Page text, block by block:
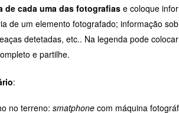
de cada uma das fotografias e coloque
de um elemento fotografado; informação
detetadas, etc.. Na legenda pode
e partilhe.
:
no terreno:smatphone com máquina